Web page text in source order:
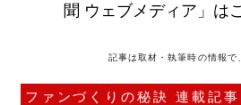
聞 ウェブメディア」は
記事は取材・執筆時の情報で
ファンづくりの秘訣 連載記事